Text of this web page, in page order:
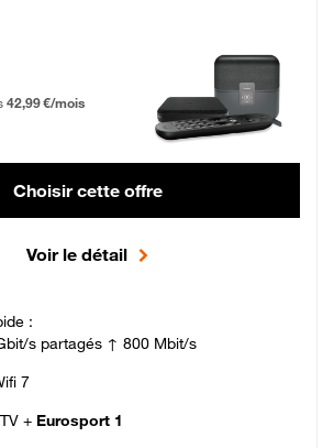
Fibre
12 mois puis 42,99 € par mois, Engagement 12 mois
42,99 €/mois
Choisir cette offre
Voir le détail
:
s partagés ↑ 800 Mbit/s
7
+ Eurosport 1